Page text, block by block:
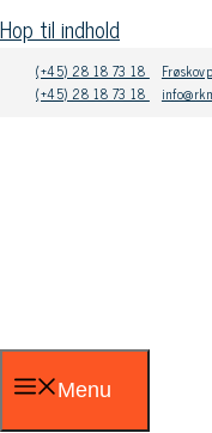
Hop til indhold
(+45) 28 18 73 18
(+45) 28 18 73 18
Menu